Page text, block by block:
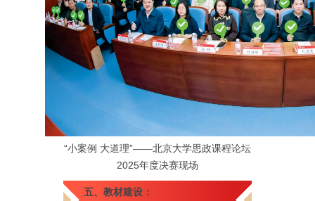
“小案例 大道理”——北京大学思政课程论坛
2025年度决赛现场
五、教材建设：